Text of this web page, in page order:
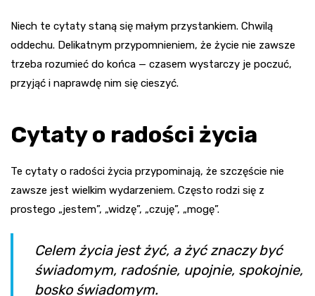
Niech te cytaty staną się małym przystankiem. Chwilą
oddechu. Delikatnym przypomnieniem, że życie nie zawsze
trzeba rozumieć do końca — czasem wystarczy je poczuć,
przyjąć i naprawdę nim się cieszyć.
Cytaty o radości życia
Te cytaty o radości życia przypominają, że szczęście nie
zawsze jest wielkim wydarzeniem. Często rodzi się z
prostego „jestem”, „widzę”, „czuję”, „mogę”.
Celem życia jest żyć, a żyć znaczy być
świadomym, radośnie, upojnie, spokojnie,
bosko świadomym.